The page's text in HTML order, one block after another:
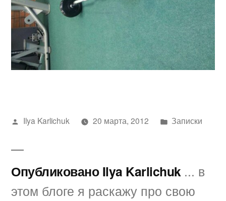
Написано
Ilya Karlichuk 20 марта, 2012
Написано
Записки
Опубликовано Ilya Karlichuk ... в
этом блоге я раскажу про свою